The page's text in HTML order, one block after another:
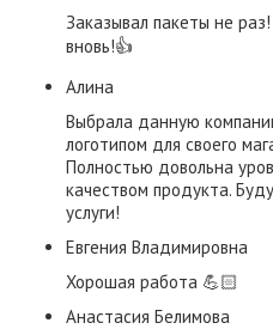
Заказывал пакеты не
вновь!👍
Алина
Выбрала данную
логотипом для своего
Полностью довольна
качеством продукта.
услуги!
Евгения Владимировна
Хорошая работа 💪🏻
​Анастасия Белимова